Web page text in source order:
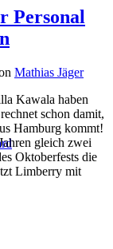
Personal
Mathias Jäger
Kawala haben
schon damit,
Hamburg kommt!
gleich zwei
Oktoberfests die
Limberry mit